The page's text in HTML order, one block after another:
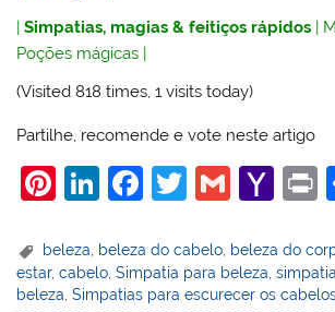
|Simpatias, magias & feitiços rápidos |
Poções mágicas |
(Visited 818 times, 1 visits today)
Partilhe, recomende e vote neste artigo
Pi
er
e
Li
k
e
F
c
e
T
itt
er
G
ai
l
Y
h
o
t
beleza beleza do cabelo beleza do
estar,cabelo ,Simpatia para beleza ,
beleza ,Simpatias para escurecer os